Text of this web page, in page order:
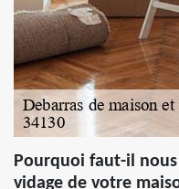
Pourquoi faut-il
vidage de votre